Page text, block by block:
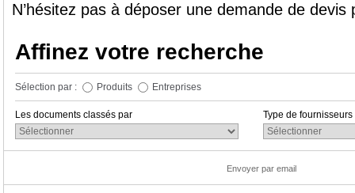
N’hésitez pas à déposer une demande de devis
Affinez votre recherche
Sélection par : Produits Entreprises
Les documents classés par Type de fournisseurs
Envoyer par email